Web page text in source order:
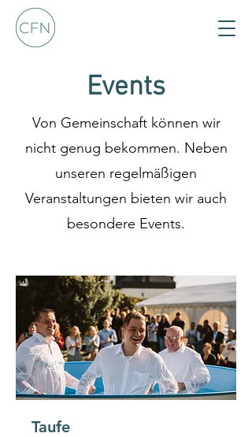
Events
Von Gemeinschaft können wir
nicht genug bekommen. Neben
unseren regelmäßigen
Veranstaltungen bieten wir auch
besondere Events.
Taufe